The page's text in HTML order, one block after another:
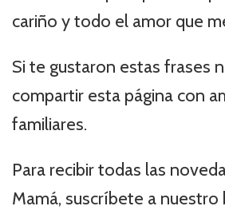
cariño y todo el amor que
Si te gustaron estas frases
compartir esta página con
familiares.
Para recibir todas las
Mamá, suscríbete a